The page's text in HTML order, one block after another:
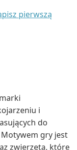
pierwszą
i
do
gry jest
zwierzęta, które